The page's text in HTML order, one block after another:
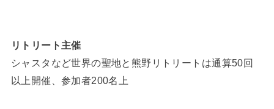
リトリート主催
シャスタなど世界の聖地と熊野リトリートは通算50回
以上開催、参加者200名上